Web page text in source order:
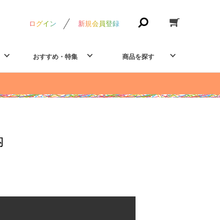
ログイン 新規会員登録
おすすめ・特集 商品を探す